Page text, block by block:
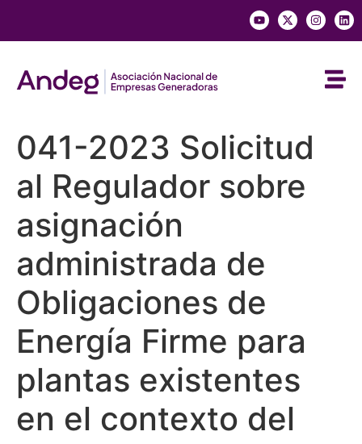
041-2023 Solicitud
al Regulador sobre
asignación
administrada de
Obligaciones de
Energía Firme para
plantas existentes
en el contexto del